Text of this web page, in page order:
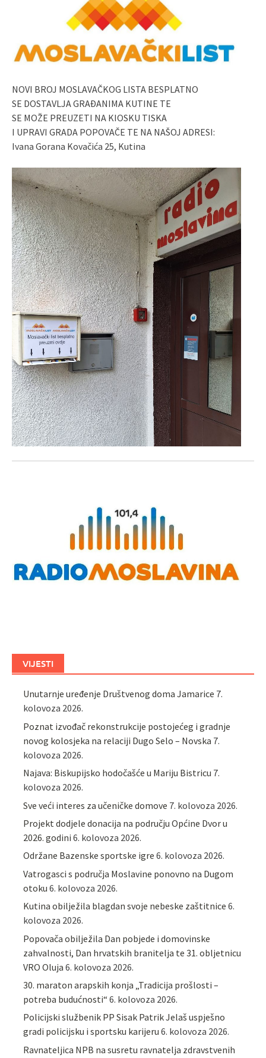
NOVI BROJ MOSLAVAČKOG LISTA BESPLATNO
SE DOSTAVLJA GRAĐANIMA KUTINE TE
SE MOŽE PREUZETI NA KIOSKU TISKA
I UPRAVI GRADA POPOVAČE TE NA NAŠOJ ADRESI:
Ivana Gorana Kovačića 25, Kutina
VIJESTI
Unutarnje uređenje Društvenog doma Jamarice 7.
kolovoza 2026.
Poznat izvođač rekonstrukcije postojećeg i gradnje
novog kolosjeka na relaciji Dugo Selo – Novska 7.
kolovoza 2026.
Najava: Biskupijsko hodočašće u Mariju Bistricu 7.
kolovoza 2026.
Sve veći interes za učeničke domove 7. kolovoza 2026.
Projekt dodjele donacija na području Općine Dvor u
2026. godini 6. kolovoza 2026.
Održane Bazenske sportske igre 6. kolovoza 2026.
Vatrogasci s područja Moslavine ponovno na Dugom
otoku 6. kolovoza 2026.
Kutina obilježila blagdan svoje nebeske zaštitnice 6.
kolovoza 2026.
Popovača obilježila Dan pobjede i domovinske
zahvalnosti, Dan hrvatskih branitelja te 31. obljetnicu
VRO Oluja 6. kolovoza 2026.
30. maraton arapskih konja „Tradicija prošlosti –
potreba budućnosti“ 6. kolovoza 2026.
Policijski službenik PP Sisak Patrik Jelaš uspješno
gradi policijsku i sportsku karijeru 6. kolovoza 2026.
Ravnateljica NPB na susretu ravnatelja zdravstvenih